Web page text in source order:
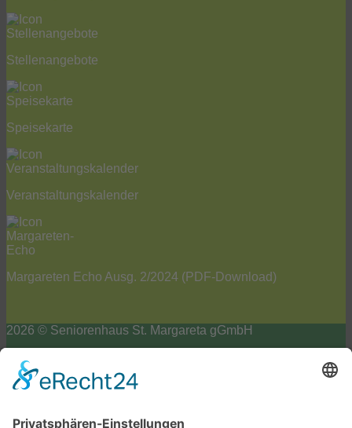
Stellenangebote
Speisekarte
Veranstaltungskalender
Margareten Echo Ausg. 2/2024 (PDF-Download)
2026 © Seniorenhaus St. Margareta gGmbH
Datenschutzerklärung
Barrierefreiheits-Erklärung
Scroll